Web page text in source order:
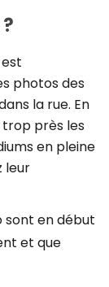
photos des
la rue. En
près les
en pleine
leur
sont en début
et que